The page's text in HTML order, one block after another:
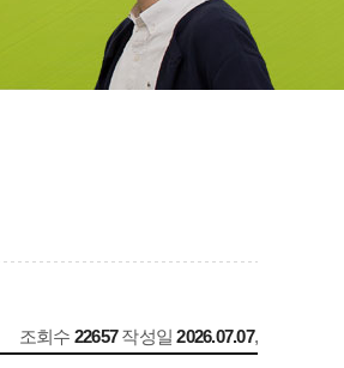
조회수 22657 작성일2026.07.07,